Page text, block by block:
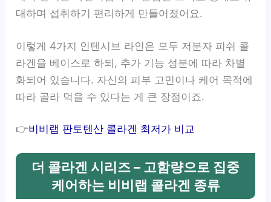
대하며 섭취하기 편리하게 만들어졌어요.
이렇게 4가지 인텐시브 라인은 모두 저분자 피쉬 콜
라겐을 베이스로 하되, 추가 기능 성분에 따라 차별
화되어 있습니다. 자신의 피부 고민이나 케어 목적에
따라 골라 먹을 수 있다는 게 큰 장점이죠.
👉비비랩 판토텐산 콜라겐 최저가 비교
더 콜라겐 시리즈 – 고함량으로 집중
케어하는 비비랩 콜라겐 종류